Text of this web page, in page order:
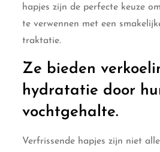
hapjes zijn de perfecte keuze
te verwennen met een
traktatie.
Ze bieden
hydratatie door
vochtgehalte.
Verfrissende hapjes zijn niet